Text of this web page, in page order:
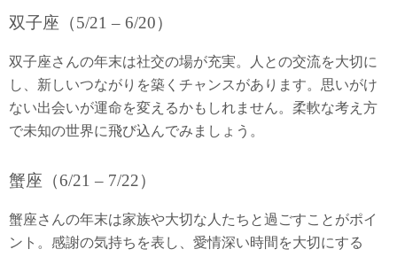
双子座（5/21 – 6/20）
双子座さんの年末は社交の場が充実。人との交流を大切に
し、新しいつながりを築くチャンスがあります。思いがけ
ない出会いが運命を変えるかもしれません。柔軟な考え方
で未知の世界に飛び込んでみましょう。
蟹座（6/21 – 7/22）
蟹座さんの年末は家族や大切な人たちと過ごすことがポイ
ント。感謝の気持ちを表し、愛情深い時間を大切にする